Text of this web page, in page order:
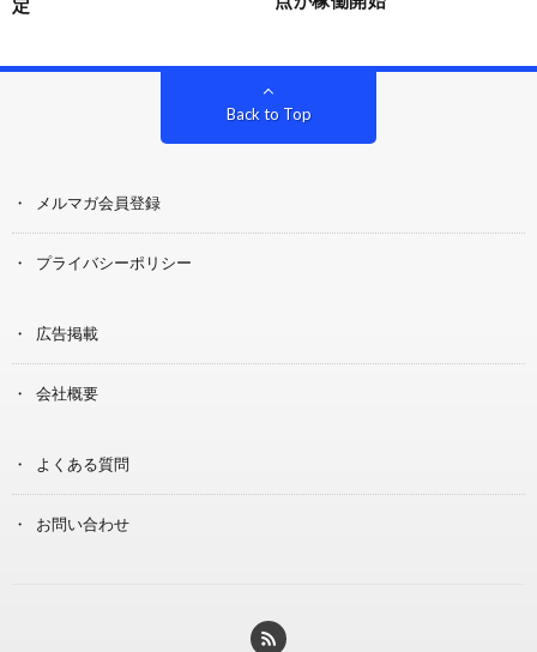
定
Back to Top
メルマガ会員登録
プライバシーポリシー
広告掲載
会社概要
よくある質問
お問い合わせ